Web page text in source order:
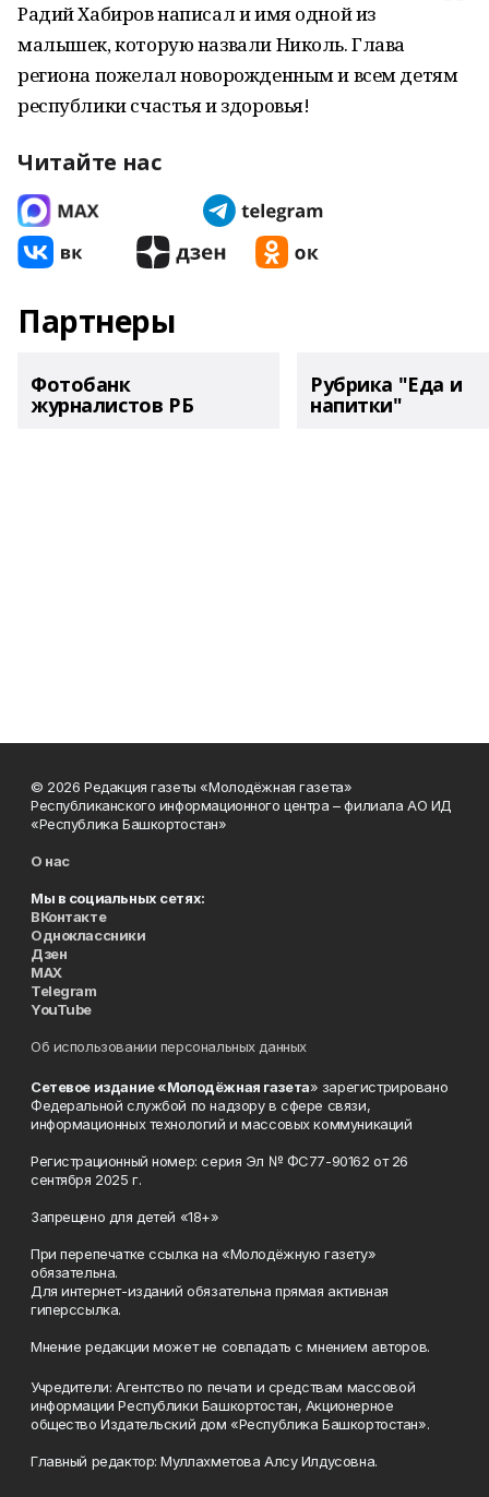
Радий Хабиров написал и имя одной из
малышек, которую назвали Николь. Глава
региона пожелал новорожденным и всем детям
республики счастья и здоровья!
Читайте нас
Партнеры
Фотобанк
журналистов РБ
Рубрика "Еда и
напитки"
© 2026 Редакция газеты «Молодёжная газета»
Республиканского информационного центра – филиала АО ИД
«Республика Башкортостан»
О нас
Мы в социальных сетях:
ВКонтакте
Одноклассники
Дзен
MAX
Telegram
YouTube
Об использовании персональных данных
Сетевое издание «Молодёжная газета» зарегистрировано
Федеральной службой по надзору в сфере связи,
информационных технологий и массовых коммуникаций
Регистрационный номер: серия Эл № ФС77-90162 от 26
сентября 2025 г.
Запрещено для детей «18+»
При перепечатке ссылка на «Молодёжную газету»
обязательна.
Для интернет-изданий обязательна прямая активная
гиперссылка.
Мнение редакции может не совпадать с мнением авторов.
Учредители: Агентство по печати и средствам массовой
информации Республики Башкортостан, Акционерное
общество Издательский дом «Республика Башкортостан».
Главный редактор: Муллахметова Алсу Илдусовна.